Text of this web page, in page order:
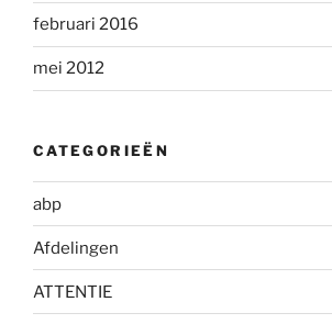
februari 2016
mei 2012
CATEGORIEËN
abp
Afdelingen
ATTENTIE